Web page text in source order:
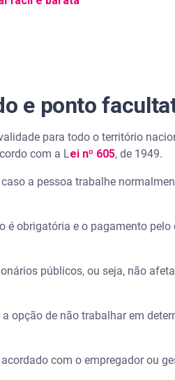
e ponto
para todo o território
com a Lei nº 605, de 1949.
a pessoa trabalhe
obrigatória e o pagamento pelo
públicos, ou seja, não
opção de não trabalhar em
com o empregador ou